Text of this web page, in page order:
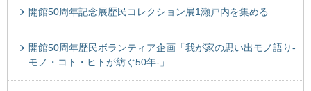
開館50周年記念展歴民コレクション展1瀬戸内を集める
開館50周年歴民ボランティア企画「我が家の思い出モノ語り-
モノ・コト・ヒトが紡ぐ50年-」